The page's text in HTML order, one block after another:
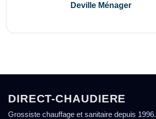
Deville Ménager
DIRECT-CHAUDIERE
Grossiste chauffage et sanitaire depuis 1996.